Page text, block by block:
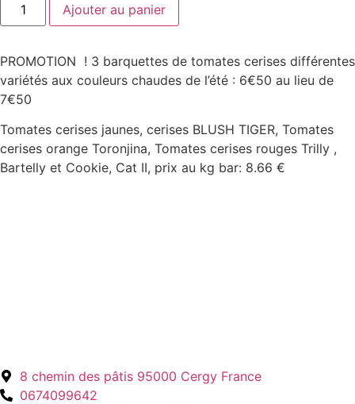
Ajouter au panier
PROMOTION ! 3 barquettes de tomates cerises différentes
variétés aux couleurs chaudes de l’été : 6€50 au lieu de
7€50
Tomates cerises jaunes, cerises BLUSH TIGER, Tomates
cerises orange Toronjina, Tomates cerises rouges Trilly ,
Bartelly et Cookie, Cat II, prix au kg bar: 8.66 €
8 chemin des pâtis 95000 Cergy France
0674099642